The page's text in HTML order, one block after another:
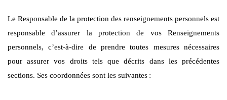
Le Responsable de la protection des renseignements personnels est
responsable d’assurer la protection de vos Renseignements
personnels, c’est-à-dire de prendre toutes mesures nécessaires
pour assurer vos droits tels que décrits dans les précédentes
sections. Ses coordonnées sont les suivantes :